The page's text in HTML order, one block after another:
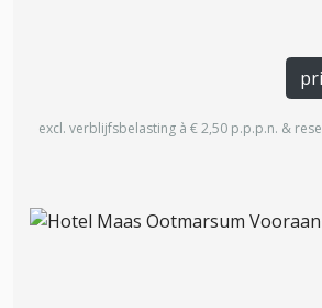
excl. verblijfsbelasting à € 2,50 p.p.p.n. &